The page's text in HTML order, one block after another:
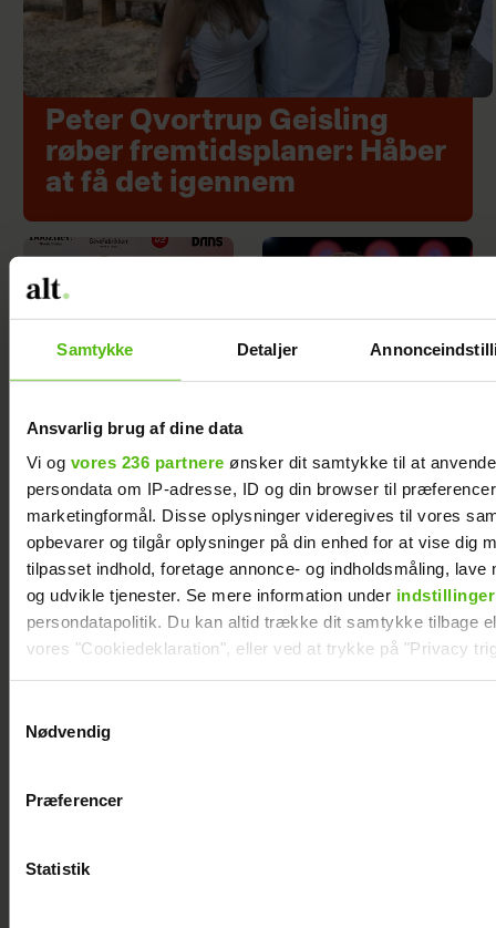
Samtykke Detaljer
Ansvarlig brug af dine data
Vi og vores 236 partnere ønsker dit samtykke til at
persondata om IP-adresse, ID og din browser til
marketingformål. Disse oplysninger videregives til vores
opbevarer og tilgår oplysninger på din enhed for at vise dig
tilpasset indhold, foretage annonce- og indholdsmåling, lave
og udvikle tjenester. Se mere information under indstillinger
persondatapolitik. Du kan altid trække dit samtykke tilbage
vores "Cookiedeklaration", eller ved at trykke på "Privacy
Vi anvender egne cookies og cookies fra tredjeparter til at
generere statistik og huske dine præferencer samt til brug
Nødvendig
Præferencer
Statistik
Peter Qvortrup Geisling
røber fremtidsplaner: Håber
at få det igennem
Efter brud: Sofie
Martinusen og
Daniel Lazrak har
datet i skjul
Mads Vad om at
være far til to:
Deler nyt
perspektiv på livet